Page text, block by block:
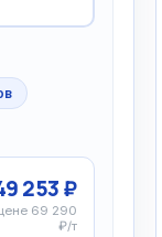
253 ₽
69 290
₽/т